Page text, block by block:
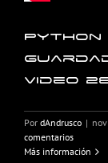
Python
Video
Por dAndrusco |
comentarios
Más información